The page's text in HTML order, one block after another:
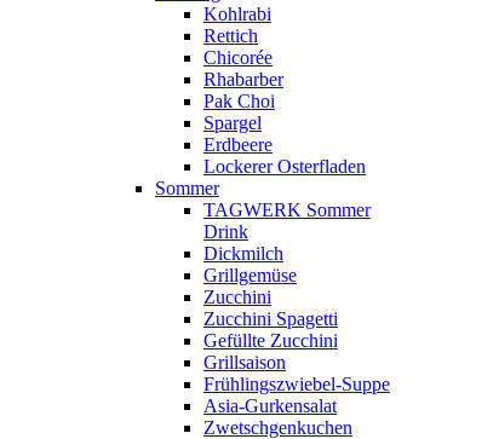
Kohlrabi
Rettich
Chicorée
Rhabarber
Pak Choi
Spargel
Erdbeere
Lockerer Osterfladen
Sommer
TAGWERK Sommer
Drink
Dickmilch
Grillgemüse
Zucchini
Zucchini Spagetti
Gefüllte Zucchini
Grillsaison
Frühlingszwiebel-Suppe
Asia-Gurkensalat
Zwetschgenkuchen